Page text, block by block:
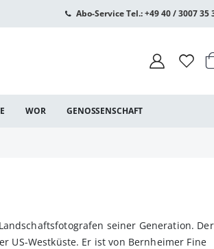
Abo-Service Tel.: +49 40 / 3007 35
WOR GENOSSENSCHAFT
seiner Generation. Der
US-Westküste. Er ist von Bernheimer Fine